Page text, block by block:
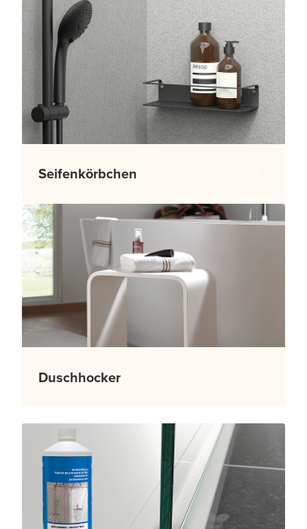
Seifenkörbchen
Duschhocker